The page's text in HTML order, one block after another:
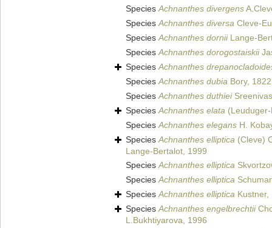
SpeciesAchnanthes divergens
SpeciesAchnanthes diversa Cleve-
SpeciesAchnanthes dorniiLange-
SpeciesAchnanthes dorogostaiskii
SpeciesAchnanthes
SpeciesAchnanthes dubia Bory, 1822
SpeciesAchnanthes duthiei
SpeciesAchnanthes elata
SpeciesAchnanthes elegans H.
SpeciesAchnanthes elliptica (Cleve)
Lange-Bertalot, 1999
SpeciesAchnanthes elliptica
SpeciesAchnanthes elliptica
SpeciesAchnanthes elliptica Kustner,
SpeciesAchnanthes engelbrechtii
L.Bukhtiyarova, 1996